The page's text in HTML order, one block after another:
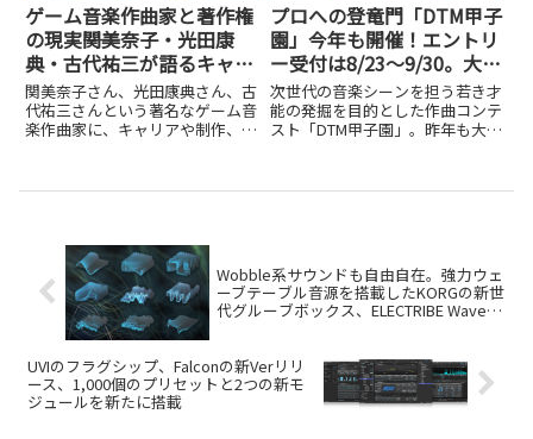
ゲーム音楽作曲家と著作権
の現実――関美奈子・光田康
典・古代祐三が語るキャリ
ア、制作、そして著作権管
理
関美奈子さん、光田康典さん、古
代祐三さんという著名なゲーム音
楽作曲家に、キャリアや制作、著
プロへの登竜門「DTM甲子
園」今年も開催！エントリ
ー受付は8/23～9/30。大賞
賞金30万円。秋には作曲家
ドラフト会議も
次世代の音楽シーンを担う若き才
能の発掘を目的とした作曲コンテ
スト「DTM甲子園」。昨年も大き
定しました。昨年は747名のエン
Wobble系サウンドも自由自在。強力ウェ
ーブテーブル音源を搭載したKORGの新世
代グルーブボックス、ELECTRIBE Waveの
UVIのフラグシップ、Falconの新Verリリ
ース、1,000個のプリセットと2つの新モ
ジュールを新たに搭載